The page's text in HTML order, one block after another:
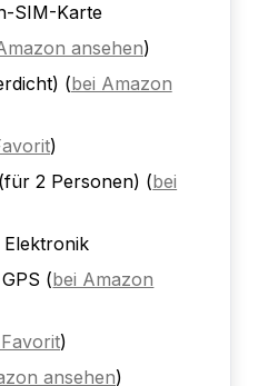
SIM-Karte
ansehen)
(bei Amazon
)
2 Personen) (bei
Elektronik
(bei Amazon
)
ansehen)